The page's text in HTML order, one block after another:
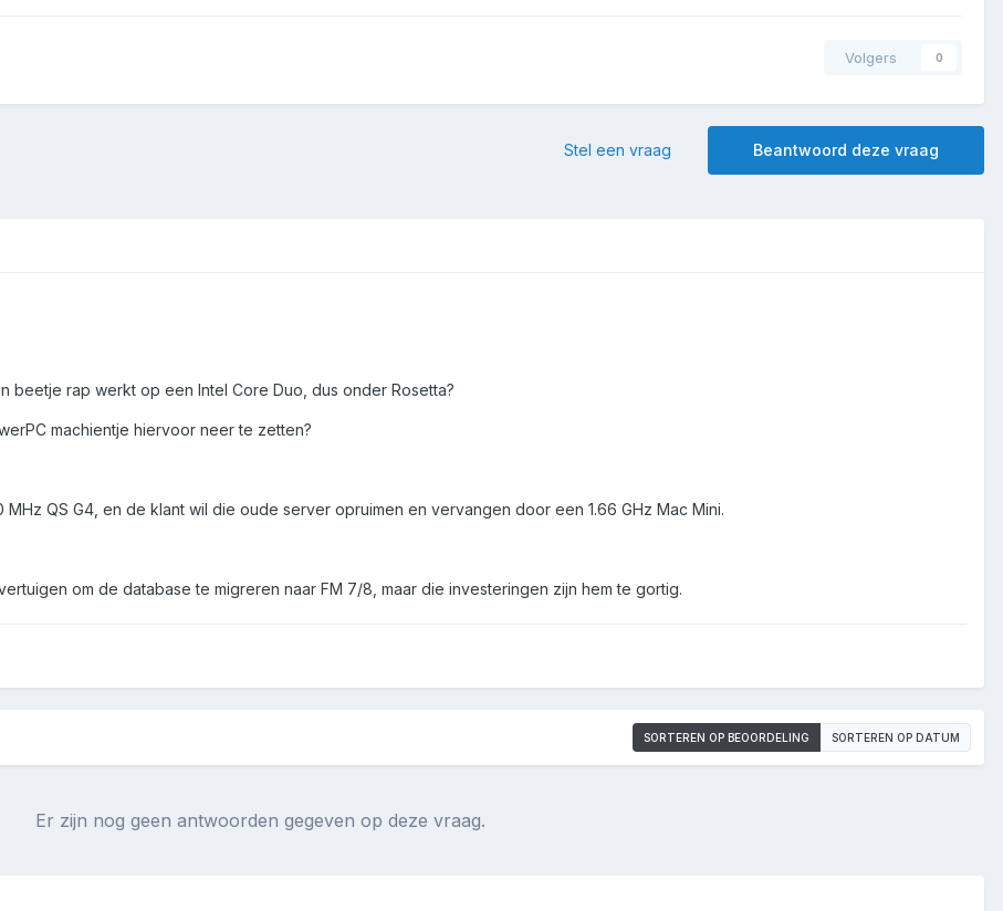
Volgers 0
Beantwoord deze vraag
Stel een vraag
beetje rap werkt op een Intel Core Duo, dus onder Rosetta?
machientje hiervoor neer te zetten?
QS G4, en de klant wil die oude server opruimen en vervangen door een 1.66 GHz Mac Mini.
om de database te migreren naar FM 7/8, maar die investeringen zijn hem te gortig.
SORTEREN OP BEOORDELING SORTEREN OP DATUM
Er zijn nog geen antwoorden gegeven op deze vraag.